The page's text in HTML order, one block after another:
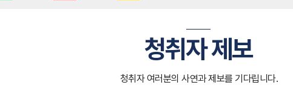
청취자 제보
청취자 여러분의 사연과 제보를 기다립니다.